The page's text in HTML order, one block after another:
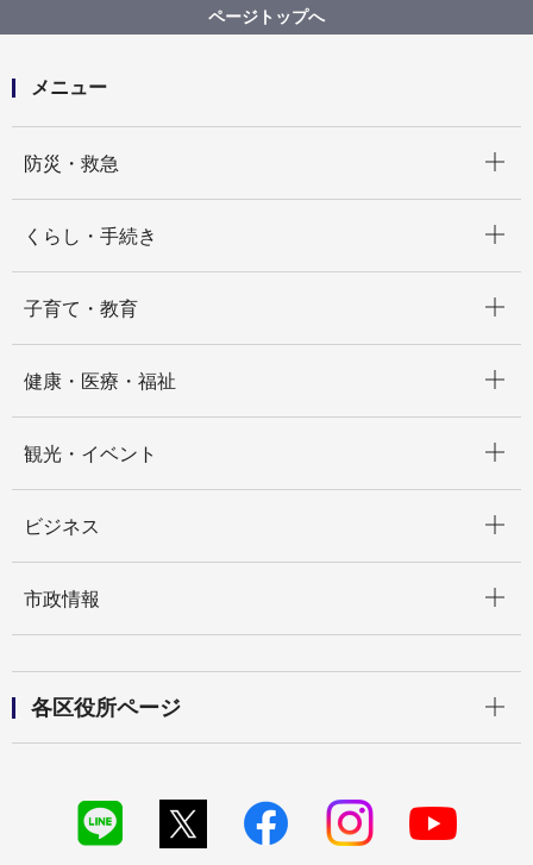
新型コロナウイルスワクチン
【令和７年度は終了しました】新型コロナワクチン接
ページトップへ
メニュー
防災・救急
くらし・手続き
子育て・教育
健康・医療・福祉
観光・イベント
ビジネス
市政情報
各区役所ページ